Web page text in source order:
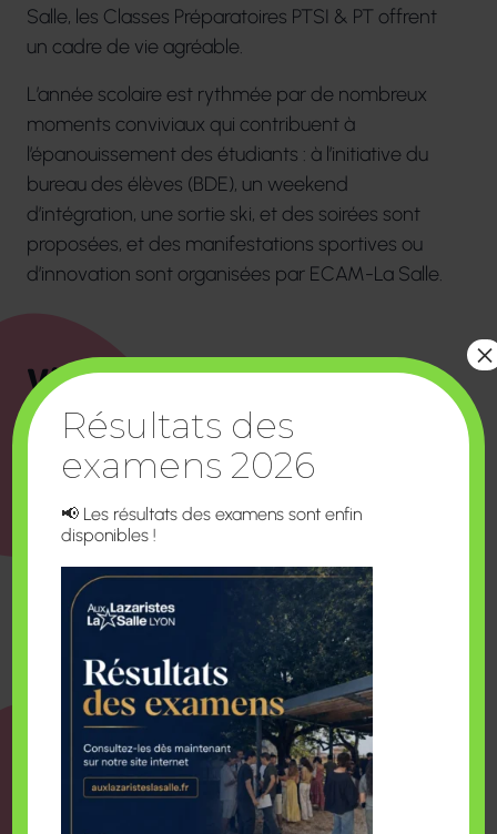
Salle, les Classes Préparatoires PTSI & PT offrent
un cadre de vie agréable.
L’année scolaire est rythmée par de nombreux
moments conviviaux qui contribuent à
l’épanouissement des étudiants : à l’initiative du
bureau des élèves (BDE), un weekend
d’intégration, une sortie ski, et des soirées sont
proposées, et des manifestations sportives ou
d’innovation sont organisées par ECAM-La Salle.
Vie spirituelle
La pastorale propose aux étudiants qui
souhaitent nourrir leur vie spirituelle des moments
de rencontres, d’échanges, de prière, avec des
déjeuners partagés, des sorties, ou encore la
Une expérience humaine individuelle et collective
fondée sur des valeurs de solidarité et d’entraide
qui forgent un esprit d’appartenance à une
promotion.
Hébergement
L’établissement propose un système d’internat
Résultats des
examens 2026
📢 Les résultats des examens sont enfin
disponibles !
×